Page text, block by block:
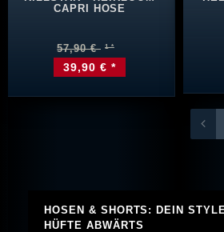
CAPRI HOSE
57,90 €
39,90 € *
HOSEN & SHORTS: DEIN
HÜFTE ABWÄRTS